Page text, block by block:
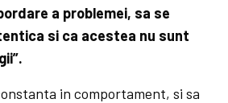
a problemei, sa se
si ca acestea nu sunt
in comportament, si sa